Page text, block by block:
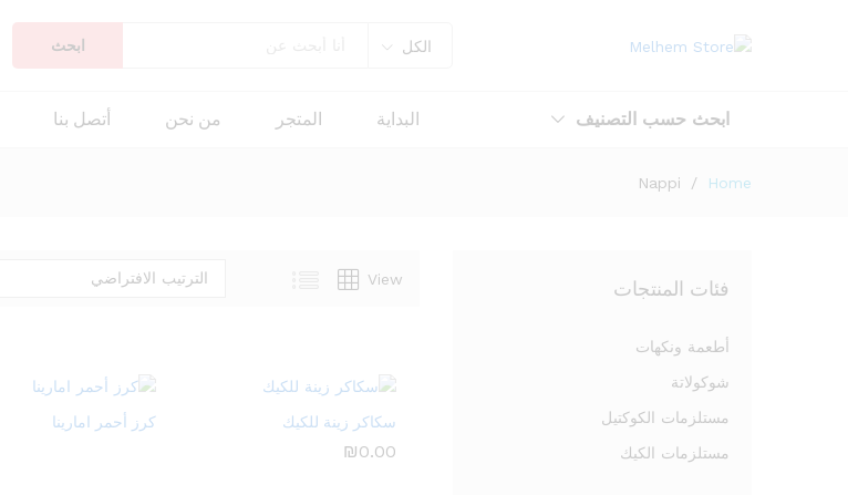
الكل ابحث
ابحث حسب التصنيف البداية المتجر من نحن أتصل بنا
Home
/
Nappi
View الترتيب الافتراضي
سكاكر زينة للكيك
₪0.00
₪0.00
كرز أحمر امارينا
فئات المنتجات
أطعمة ونكهات
شوكولاتة
مستلزمات الكوكتيل
مستلزمات الكيك